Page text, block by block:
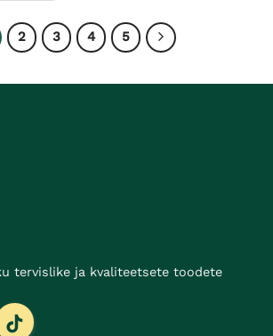
2 3 4 5
tervislike ja kvaliteetsete toodete